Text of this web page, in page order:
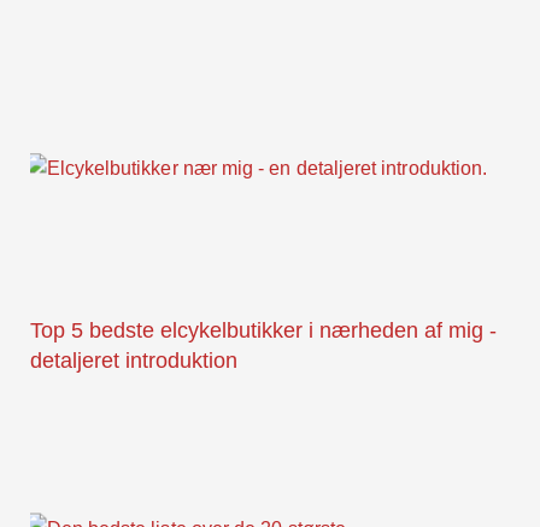
Top 5 bedste elcykelbutikker i nærheden af mig -
detaljeret introduktion